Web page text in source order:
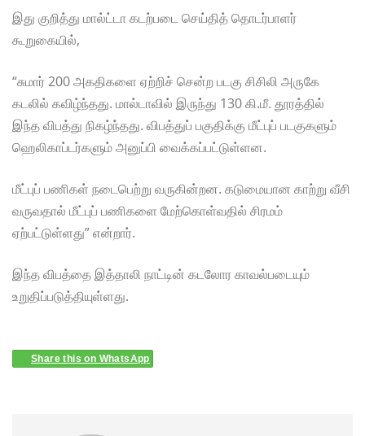
இது குறித்து மால்ட்டா கடற்படை செய்தித் தொடர்பாளர்
கூறுகையில்,
“சுமார் 200 அகதிகளை ஏற்றிச் சென்ற படகு சிசிலி அருகே
கடலில் கவிழ்ந்தது. மால்டாவில் இருந்து 130 கி.மீ. தூரத்தில்
இந்த விபத்து நிகழ்ந்தது. விபத்துப் பகுதிக்கு மீட்புப் படகுகளும்
ஹெலிகாப்டர்களும் அனுப்பி வைக்கப்பட்டுள்ளன.
மீட்புப் பணிகள் நடைபெற்று வருகின்றன. கடுமையான காற்று வீசி
வருவதால் மீட்புப் பணிகளை மேற்கொள்வதில் சிரமம்
ஏற்பட்டுள்ளது” என்றார்.
இந்த விபத்தை இத்தாலி நாட்டின் கடலோர காவல்படையும்
உறுதிப்படுத்தியுள்ளது.
Share this on WhatsApp